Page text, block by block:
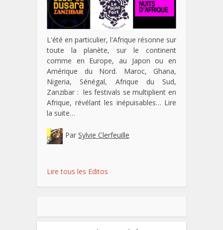
L'été en particulier, l'Afrique résonne sur
toute la planète, sur le continent
comme en Europe, au Japon ou en
Amérique du Nord. Maroc, Ghana,
Nigeria, Sénégal, Afrique du Sud,
Zanzibar : les festivals se multiplient en
Afrique, révélant les inépuisables… Lire
la suite…
Par Sylvie Clerfeuille
Lire tous les Editos